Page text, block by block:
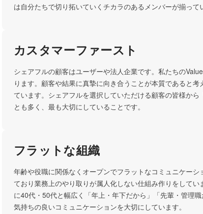
は自分たちで切り拓いていくチカラのあるメンバーが揃って
カスタマーファースト
シェアフルの顧客はユーザーや法人企業です。私たちの
ります。顧客や結果に真摯に向き合うことが本質であると
ています。シェアフルを選択していただける顧客の皆様か
とも多く、最も大切にしていることです。
フラットな組織
年齢や役職に関係なくオープンでフラットなコミュニケー
ており業務上のやり取りが属人化しない仕組み作りをして
に40代・50代と幅広く「年上・年下だから」「先輩・管理
気持ちの良いコミュニケーションを大切にしています。